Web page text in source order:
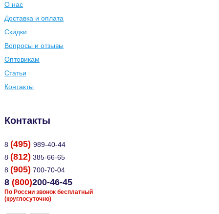
О нас
Доставка и оплата
Скидки
Вопросы и отзывы
Оптовикам
Статьи
Контакты
Контакты
8 (495) 989-40-44
8 (812) 385-66-65
8 (905) 700-70-04
8 (800)200-46-45
По России звонок бесплатный
(круглосуточно)